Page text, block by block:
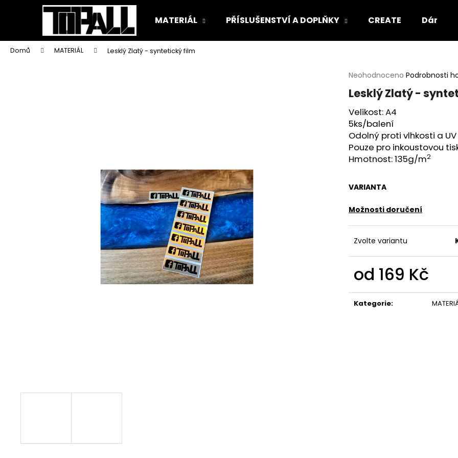
MATERIÁL PŘÍSLUŠENSTVÍ A DOPLŇKY CREATE
Domů MATERIÁL Lesklý Zlatý - syntetický film
Průměrné
produktu
0,0
z
5
hvězdiček.
Neohodnoceno Podrobnosti
Lesklý Zlatý -
Velikost: A4
5ks/balení
Odolný proti vlhkosti a
Pouze pro inkoustovou
Hmotnost: 135g/m2
VARIANTA
Možnosti doručení
Zvolte variantu
od 169 Kč
Kategorie:
í
do
obchodu
do
obchodu
HLEDAT